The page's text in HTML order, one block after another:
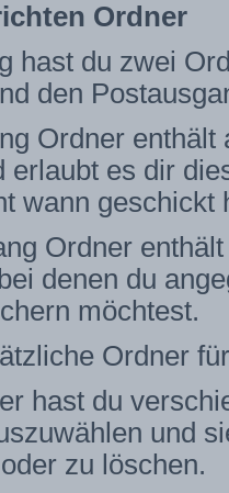
Ordner
hast du zwei
den
Ordner
erlaubt es dir
wann geschickt
Ordner
denen du
möchtest.
Ordner
hast du
und
zu löschen.